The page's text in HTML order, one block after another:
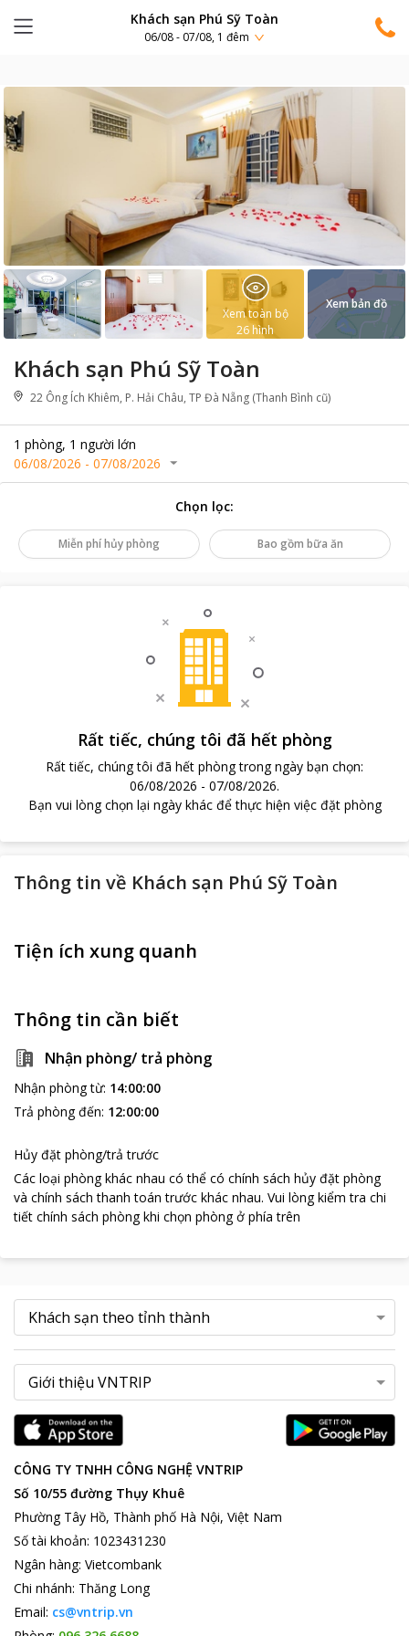
Khách sạn Phú Sỹ Toàn
06/08 - 07/08, 1 đêm
Khách sạn Phú Sỹ Toàn
22 Ông Ích Khiêm, P. Hải Châu, TP Đà Nẵng (Thanh Bình cũ)
1 phòng, 1 người lớn
06/08/2026 - 07/08/2026
Xem toàn bộ
26 hình
Xem bản đồ
Chọn lọc:
Miễn phí hủy phòng Bao gồm bữa ăn
Rất tiếc, chúng tôi đã hết phòng
Rất tiếc, chúng tôi đã hết phòng trong ngày bạn chọn:
06/08/2026 - 07/08/2026.
Bạn vui lòng chọn lại ngày khác để thực hiện việc đặt phòng
Thông tin về Khách sạn Phú Sỹ Toàn
Tiện ích xung quanh
Thông tin cần biết
Nhận phòng/ trả phòng
Nhận phòng từ: 14:00:00
Trả phòng đến: 12:00:00
Hủy đặt phòng/trả trước
Các loại phòng khác nhau có thể có chính sách hủy đặt phòng
và chính sách thanh toán trước khác nhau. Vui lòng kiểm tra chi
tiết chính sách phòng khi chọn phòng ở phía trên
CÔNG TY TNHH CÔNG NGHỆ VNTRIP
Số 10/55 đường Thụy Khuê
Phường Tây Hồ, Thành phố Hà Nội, Việt Nam
Số tài khoản: 1023431230
Ngân hàng: Vietcombank
Chi nhánh: Thăng Long
Email: cs@vntrip.vn